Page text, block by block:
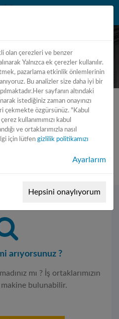
!
arıyorsunuz ?
mı ? İş ortaklarımızın
bulunabilir.
olan çerezleri ve benzer
Yalnızca ek çerezler kullanılır.
pazarlama etkinlik önlemlerinin
Bu analizler size daha iyi bir
sayfanın altındaki
istediğiniz zaman onayınızı
özgürsünüz. "Kabul
kullanımımızı kabul
ve ortaklarımızla nasıl
için lütfen gizlilik politikamızı
Ayarlarım
Hepsini onaylıyorum